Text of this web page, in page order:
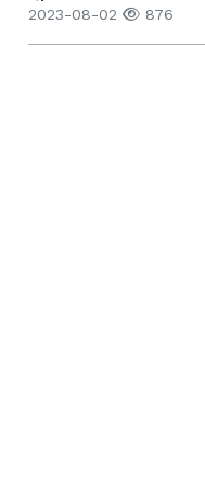
2023-08-02 876